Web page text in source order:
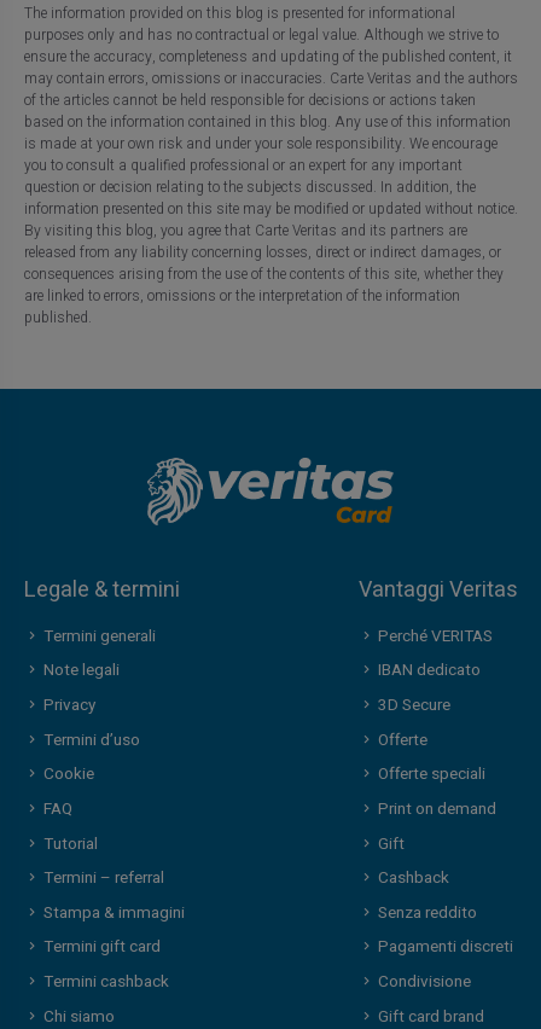
The information provided on this blog is presented for informational
purposes only and has no contractual or legal value. Although we strive to
ensure the accuracy, completeness and updating of the published content, it
may contain errors, omissions or inaccuracies. Carte Veritas and the authors
of the articles cannot be held responsible for decisions or actions taken
based on the information contained in this blog. Any use of this information
is made at your own risk and under your sole responsibility. We encourage
you to consult a qualified professional or an expert for any important
question or decision relating to the subjects discussed. In addition, the
information presented on this site may be modified or updated without notice.
By visiting this blog, you agree that Carte Veritas and its partners are
released from any liability concerning losses, direct or indirect damages, or
consequences arising from the use of the contents of this site, whether they
are linked to errors, omissions or the interpretation of the information
published.
Legale & termini
Termini generali
Note legali
Privacy
Termini d’uso
Cookie
FAQ
Tutorial
Termini – referral
Stampa & immagini
Termini gift card
Termini cashback
Chi siamo
Vantaggi Veritas
Perché VERITAS
IBAN dedicato
3D Secure
Offerte
Offerte speciali
Print on demand
Gift
Cashback
Senza reddito
Pagamenti discreti
Condivisione
Gift card brand